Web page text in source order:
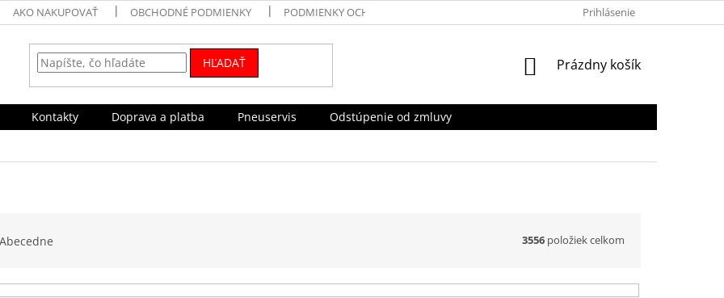
AKO NAKUPOVAŤ OBCHODNÉ PODMIENKY PODMIENKY OCHRANY OSOBNÝCH ÚDAJOV Prihlásenie
HĽADAŤ
NÁKUPNÝ
Prázdny košík
Kontakty Doprava a platba Pneuservis
Odstúpenie od zmluvy
Abecedne 3556 položiek celkom